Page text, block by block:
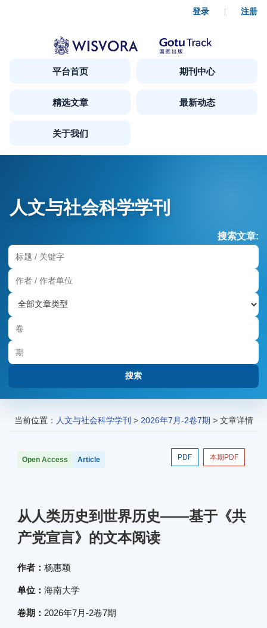
登录 | 注册
平台首页 期刊中心
精选文章 最新动态
关于我们
人文与社会科学学刊
搜索文章:
当前位置： 人文与社会科学学刊 > 2026年7月-2卷7期 > 文章详情
PDF 本期PDF
Open Access Article
从人类历史到世界历史——基于《共
产党宣言》的文本阅读
作者： 杨惠颖
单位： 海南大学
卷期： 2026年7月-2卷7期